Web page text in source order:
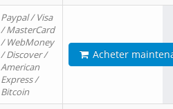
Paypal / Visa
/ MasterCard
/ WebMoney
/ Discover /
American
Express /
Bitcoin
Acheter